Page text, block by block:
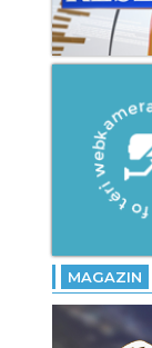
MAGAZIN